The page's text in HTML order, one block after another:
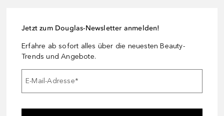
Jetzt zum Douglas-Newsletter anmelden!
Erfahre ab sofort alles über die neuesten Beauty-
Trends und Angebote.
E-Mail-Adresse*